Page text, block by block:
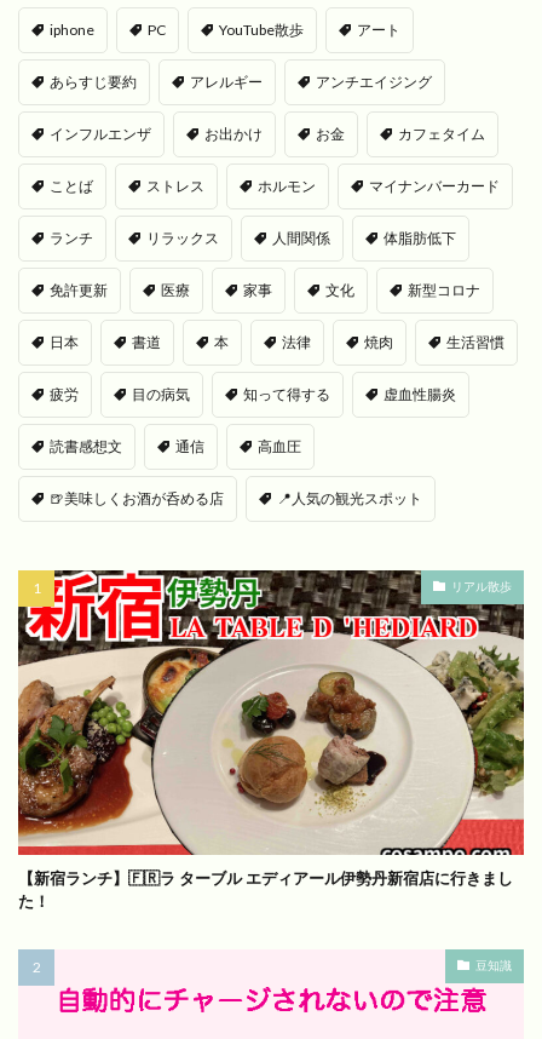
iphone PC YouTube散歩 アート
あらすじ要約 アレルギー アンチエイジング
インフルエンザ お出かけ お金 カフェタイム
ことば ストレス ホルモン マイナンバーカード
ランチ リラックス 人間関係 体脂肪低下
免許更新 医療 家事 文化 新型コロナ
日本 書道 本 法律 焼肉 生活習慣
疲労 目の病気 知って得する 虚血性腸炎
読書感想文 通信 高血圧
🍺美味しくお酒が呑める店 📍人気の観光スポット
リアル散歩
【新宿ランチ】🇫🇷ラ ターブル エディアール伊勢丹新宿店に行きまし
た！
豆知識